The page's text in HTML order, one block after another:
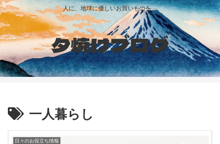
人に、地球に優しいお買いものを。
夕焼けブログ
一人暮らし
日々のお役立ち情報